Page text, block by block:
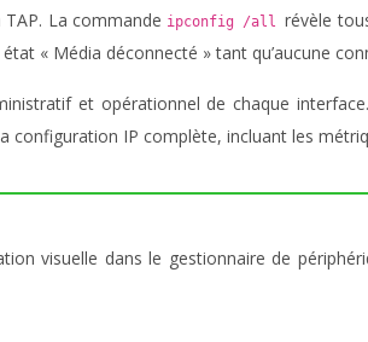
La commande ipconfig /allrévèle
« Média déconnecté » tant qu’aucune
et opérationnel de chaque
configuration IP complète, incluant les
visuelle dans le gestionnaire de